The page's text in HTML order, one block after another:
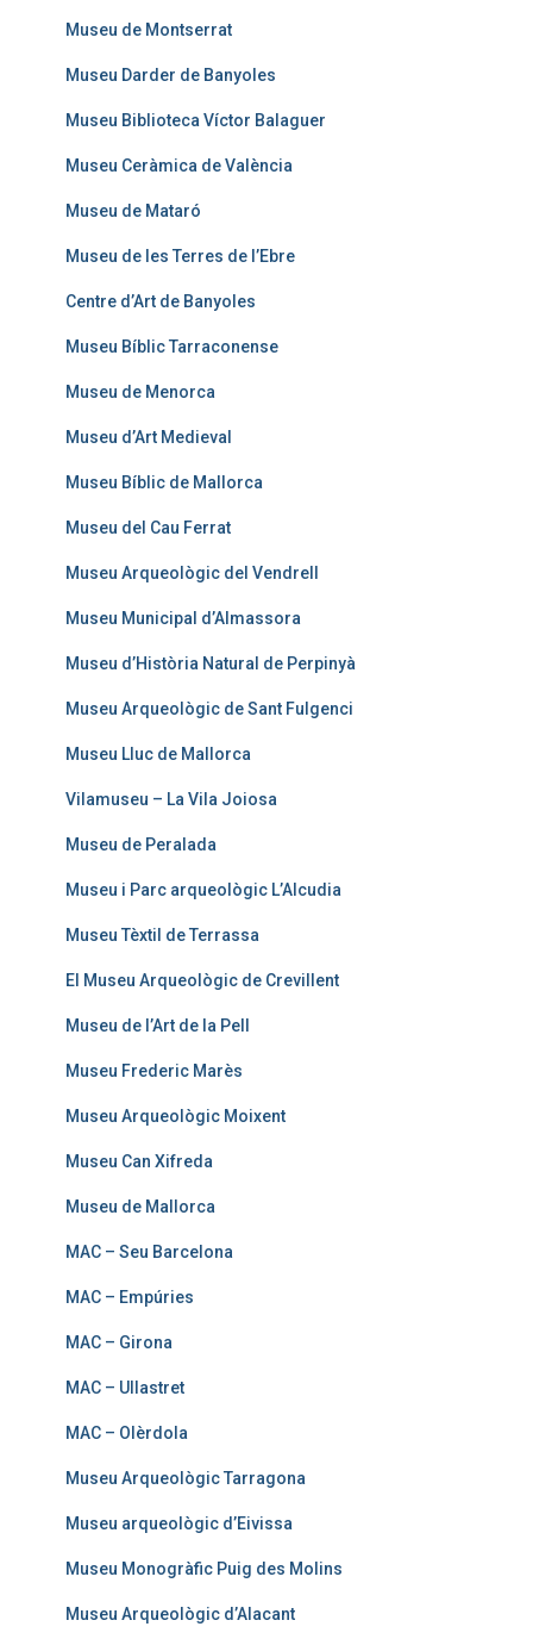
Museu de Montserrat
Museu Darder de Banyoles
Museu Biblioteca Víctor Balaguer
Museu Ceràmica de València
Museu de Mataró
Museu de les Terres de l’Ebre
Centre d’Art de Banyoles
Museu Bíblic Tarraconense
Museu de Menorca
Museu d’Art Medieval
Museu Bíblic de Mallorca
Museu del Cau Ferrat
Museu Arqueològic del Vendrell
Museu Municipal d’Almassora
Museu d’Història Natural de Perpinyà
Museu Arqueològic de Sant Fulgenci
Museu Lluc de Mallorca
Vilamuseu – La Vila Joiosa
Museu de Peralada
Museu i Parc arqueològic L’Alcudia
Museu Tèxtil de Terrassa
El Museu Arqueològic de Crevillent
Museu de l’Art de la Pell
Museu Frederic Marès
Museu Arqueològic Moixent
Museu Can Xifreda
Museu de Mallorca
MAC – Seu Barcelona
MAC – Empúries
MAC – Girona
MAC – Ullastret
MAC – Olèrdola
Museu Arqueològic Tarragona
Museu arqueològic d’Eivissa
Museu Monogràfic Puig des Molins
Museu Arqueològic d’Alacant